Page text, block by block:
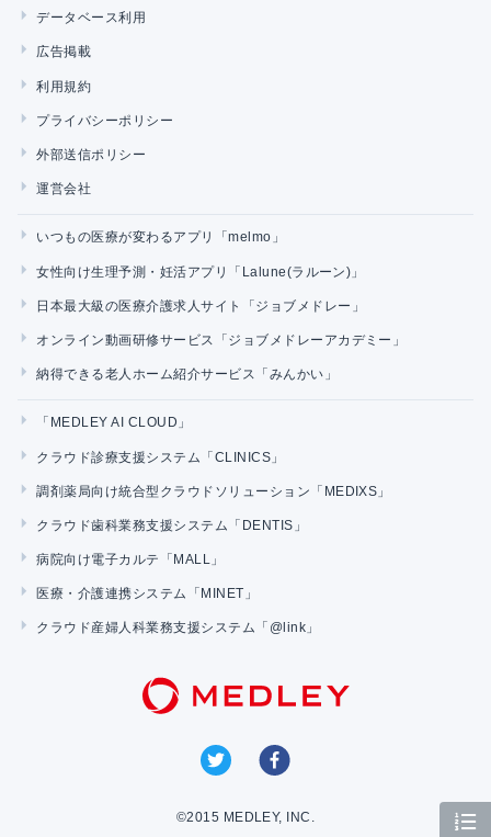
データベース利用
広告掲載
利用規約
プライバシーポリシー
外部送信ポリシー
運営会社
いつもの医療が変わるアプリ「melmo」
女性向け生理予測・妊活アプリ「Lalune(ラルーン)」
日本最大級の医療介護求人サイト「ジョブメドレー」
オンライン動画研修サービス「ジョブメドレーアカデミー」
納得できる老人ホーム紹介サービス「みんかい」
「MEDLEY AI CLOUD」
クラウド診療支援システム「CLINICS」
調剤薬局向け統合型クラウドソリューション「MEDIXS」
クラウド歯科業務支援システム「DENTIS」
病院向け電子カルテ「MALL」
医療・介護連携システム「MINET」
クラウド産婦人科業務支援システム「@link」
©2015 MEDLEY, INC.